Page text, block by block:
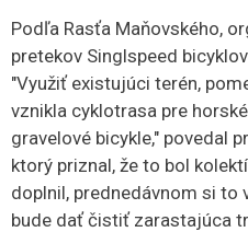
Podľa Rasťa Maňovského,
pretekov Singlspeed
"Využiť existujúci terén,
vznikla cyklotrasa pre
gravelové bicykle," povedal
ktorý priznal, že to bol
doplnil, prednedávnom si to
bude dať čistiť zarastajúca